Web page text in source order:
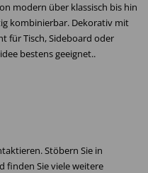
modern über klassisch bis hin
kombinierbar. Dekorativ mit
für Tisch, Sideboard oder
bestens geeignet..
Stöbern Sie in
finden Sie viele weitere